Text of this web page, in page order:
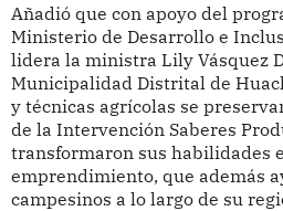
Añadió que con apoyo del
Ministerio de Desarrollo e
lidera la ministra Lily Vásquez
Municipalidad Distrital de
y técnicas agrícolas se
de la Intervención Saberes
transformaron sus habilidades
emprendimiento, que además
campesinos a lo largo de su